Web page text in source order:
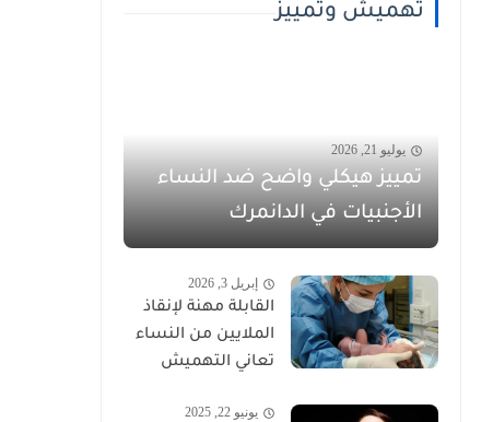
تهميش وتمييز
يوليو 21, 2026
تمييز هيكلي واضح ضد النساء
الأجنبيات في الدانمرك
إبريل 3, 2026
القابلة مهنة لإنقاذ
الملايين من النساء
تعاني التهميش
يونيو 22, 2025